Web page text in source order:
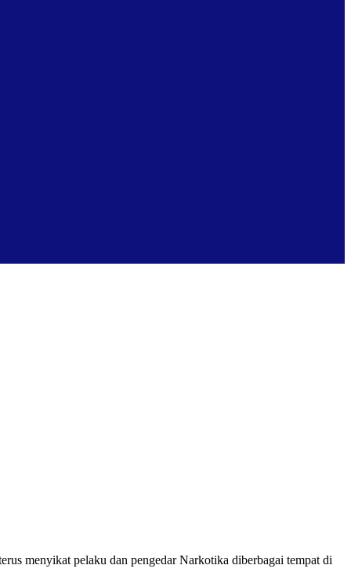
menyikat pelaku dan pengedar Narkotika diberbagai tempat di